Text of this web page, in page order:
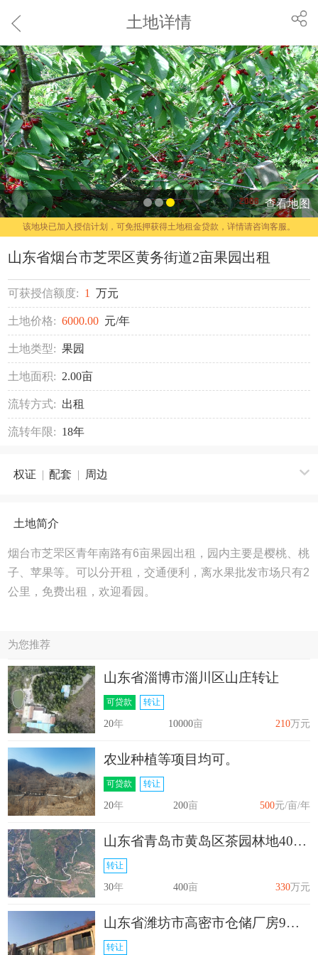
土地详情
查看地图
该地块已加入授信计划，可免抵押获得土地租金贷款，详情请咨询客服。
山东省烟台市芝罘区黄务街道2亩果园出租
可获授信额度: 1 万元
土地价格: 6000.00 元/年
土地类型: 果园
土地面积: 2.00亩
流转方式: 出租
流转年限: 18年
权证 | 配套 | 周边
土地简介
烟台市芝罘区青年南路有6亩果园出租，园内主要是樱桃、桃
子、苹果等。可以分开租，交通便利，离水果批发市场只有2
公里，免费出租，欢迎看园。
为您推荐
山东省淄博市淄川区山庄转让
可贷款 转让
20年 210万元
10000亩
农业种植等项目均可。
可贷款 转让
20年 500元/亩/年
200亩
山东省青岛市黄岛区茶园林地400亩转让
转让
30年 330万元
400亩
山东省潍坊市高密市仓储厂房9亩转让
转让